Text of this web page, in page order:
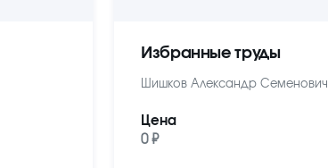
Избранные труды
Шишков Александр Семенович
Цена
0 ₽